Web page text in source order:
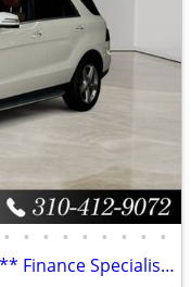
• • • • • • • • •
2018 Mercedes-Benz GLE GLE 350 ** Finance Specialists **